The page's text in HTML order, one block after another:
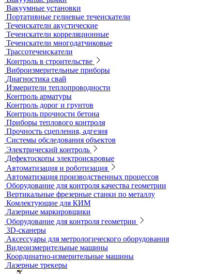
Контроль изоляции и покрытий
Толщиномеры покрытий
Контроль качества покрытий
Адгезиметры
Образцы для толщинометрии
Трибометры
Контроль чистоты поверхности
Оборудование для физических испытаний покрытий
Датчики к толщиномерам покрытий
Абразиометры
Блескомеры, колориметры
Контроль герметичности
Вакуумные рамки
Вакуумные установки
Портативные гелиевые течеискатели
Течеискатели акустические
Течеискатели корреляционные
Течеискатели многодатчиковые
Трассотечеискатели
Контроль в строительстве
Виброизмерительные приборы
Диагностика свай
Измерители теплопроводности
Контроль арматуры
Контроль дорог и грунтов
Контроль прочности бетона
Приборы теплового контроля
Прочность сцепления, адгезия
Системы обследования объектов
Электрический контроль
Дефектоскопы электроискровые